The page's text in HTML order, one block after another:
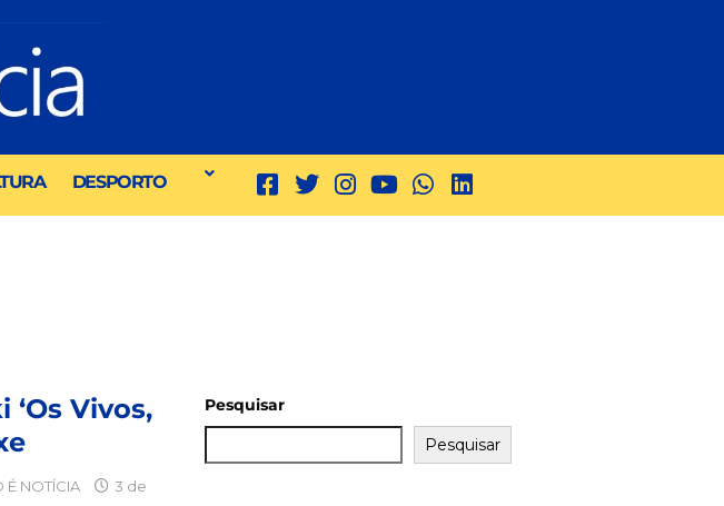
DESPORTO
Vivos,
É NOTÍCIA
3 de
Pesquisar
Pesquisar